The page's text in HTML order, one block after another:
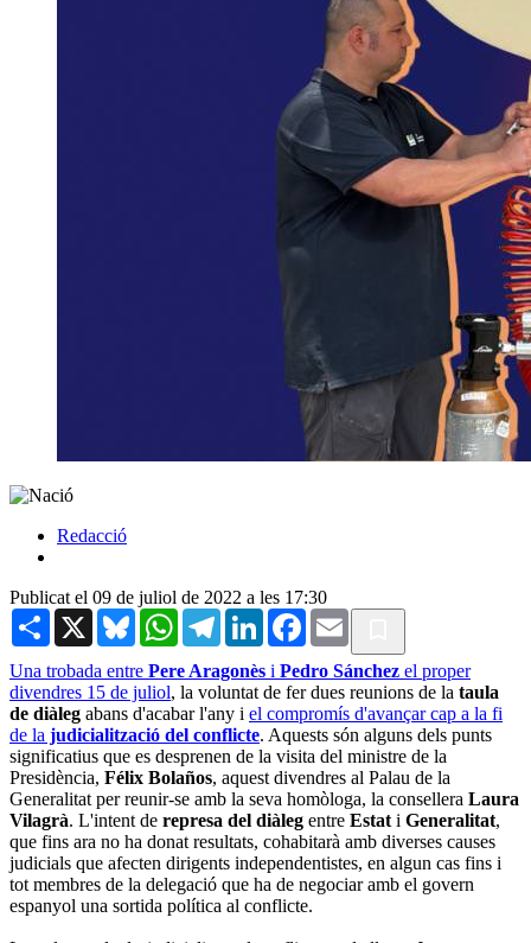
Redacció
Publicat el 09 de juliol de 2022 a les 17:30
Share X BlueskyWhatsAppTelegramLinkedInFacebook
Email
Una trobada entre Pere Aragonès i Pedro Sánchez el proper
divendres 15 de juliol, la voluntat de fer dues reunions de la taula
de diàleg abans d'acabar l'any i el compromís d'avançar cap a la fi
de la judicialització del conflicte. Aquests són alguns dels punts
significatius que es desprenen de la visita del ministre de la
Presidència, Félix Bolaños, aquest divendres al Palau de la
Generalitat per reunir-se amb la seva homòloga, la consellera Laura
Vilagrà. L'intent de represa del diàleg entre Estat i Generalitat,
que fins ara no ha donat resultats, cohabitarà amb diverses causes
judicials que afecten dirigents independentistes, en algun cas fins i
tot membres de la delegació que ha de negociar amb el govern
espanyol una sortida política al conflicte.